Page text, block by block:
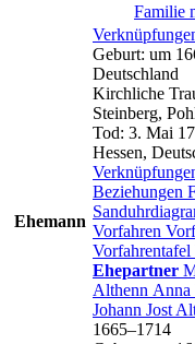
Familie
Ehemann
Geburt: um
Deutschland
Kirchliche
Steinberg,
Tod: 3. Mai
Hessen,
Beziehungen
Vorfahren
Vorfahrentafel
Ehepartner
Althenn Anna
Johann Jost
1665–1714